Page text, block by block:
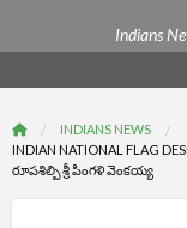
Indians
INDIANS NEWS
INDIAN NATIONAL FLAG
రూపశిల్పి శ్రీ పింగళి వెంకయ్య